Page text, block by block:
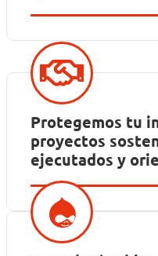
Protegemos tu
proyectos
ejecutados y